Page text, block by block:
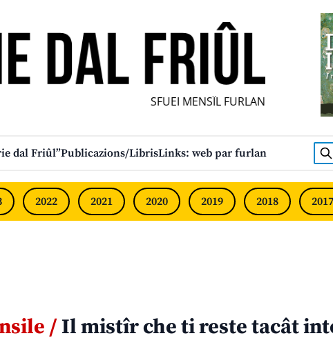
SFUEI MENSÎL FURLAN
dal Friûl”Publicazions/LibrisLinks: web par furlan
2022 2021 2020 2019 2018 2017
/Il mistîr che ti reste tacât